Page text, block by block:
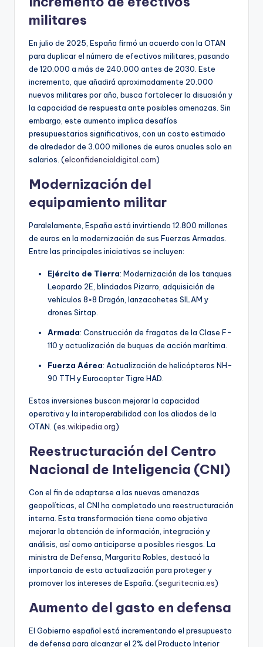
militares
En julio de 2025, España firmó un acuerdo con la OTAN
para duplicar el número de efectivos militares, pasando
de 120.000 a más de 240.000 antes de 2030. Este
incremento, que añadirá aproximadamente 20.000
nuevos militares por año, busca fortalecer la disuasión y
la capacidad de respuesta ante posibles amenazas. Sin
embargo, este aumento implica desafíos
presupuestarios significativos, con un costo estimado
de alrededor de 3.000 millones de euros anuales solo en
salarios. (elconfidencialdigital.com)
Modernización del
equipamiento militar
Paralelamente, España está invirtiendo 12.800 millones
de euros en la modernización de sus Fuerzas Armadas.
Entre las principales iniciativas se incluyen:
Ejército de Tierra: Modernización de los tanques
Leopardo 2E, blindados Pizarro, adquisición de
vehículos 8×8 Dragón, lanzacohetes SILAM y
drones Sirtap.
Armada: Construcción de fragatas de la Clase F-
110 y actualización de buques de acción marítima.
Fuerza Aérea: Actualización de helicópteros NH-
90 TTH y Eurocopter Tigre HAD.
Estas inversiones buscan mejorar la capacidad
operativa y la interoperabilidad con los aliados de la
OTAN. (es.wikipedia.org)
Reestructuración del Centro
Nacional de Inteligencia (CNI)
Con el fin de adaptarse a las nuevas amenazas
geopolíticas, el CNI ha completado una reestructuración
interna. Esta transformación tiene como objetivo
mejorar la obtención de información, integración y
análisis, así como anticiparse a posibles riesgos. La
ministra de Defensa, Margarita Robles, destacó la
importancia de esta actualización para proteger y
promover los intereses de España. (seguritecnia.es)
Aumento del gasto en defensa
El Gobierno español está incrementando el presupuesto
de defensa para alcanzar el 2% del Producto Interior